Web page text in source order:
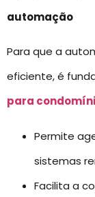
automação
Para que a
eficiente, é
para
Permite
sistemas
Facilita a